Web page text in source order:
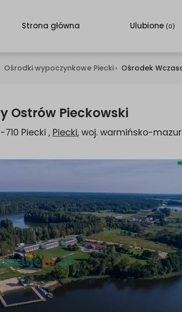
Strona główna Ulubione(0)
Ośrodki wypoczynkowe Piecki › Ośrodek
Ostrów Pieckowski
710 Piecki , Piecki, woj. warmińsko-